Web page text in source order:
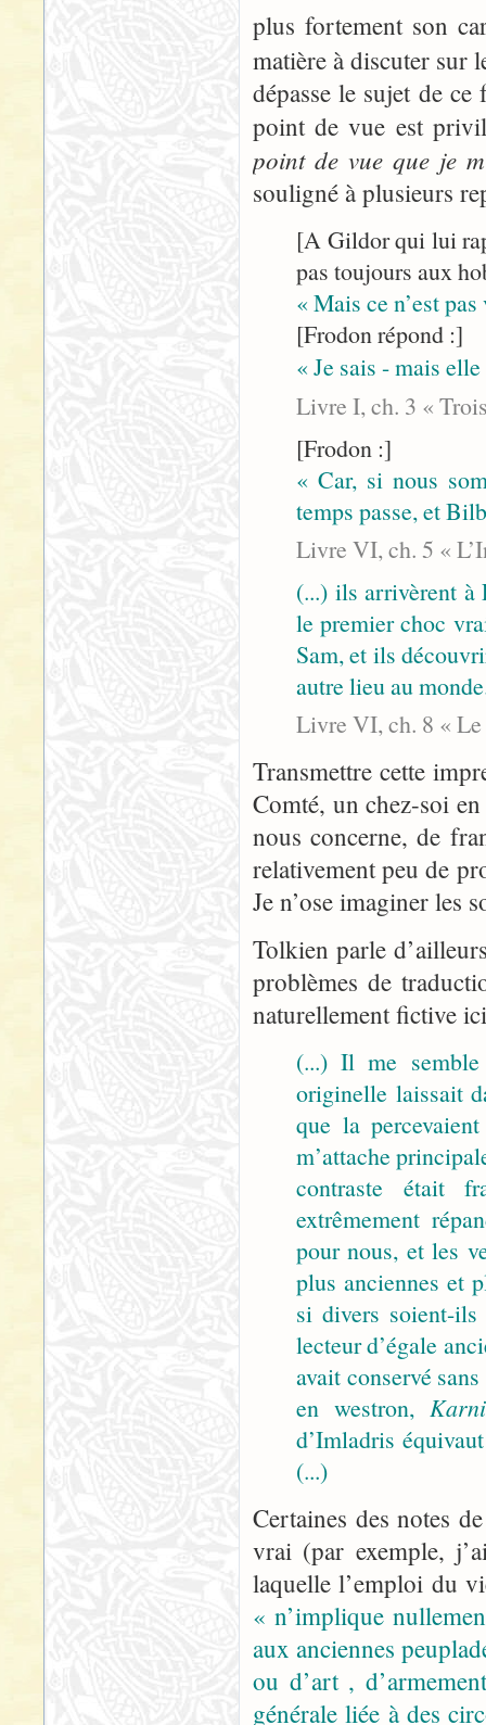
plus fortement son
matière à discuter sur
dépasse le sujet de
point de vue est
point de vue que je
souligné à plusieurs
[A Gildor qui lui
pas toujours aux
« Mais ce n’est
[Frodon répond :]
« Je sais - mais
Livre I, ch. 3 «
[Frodon :]
« Car, si nous
temps passe, et
Livre VI, ch. 5 «
(...) ils arrivèrent à
le premier choc
Sam, et ils
autre lieu au
Livre VI, ch. 8 « Le
Transmettre cette
Comté, un chez-soi
nous concerne, de
relativement peu de
Je n’ose imaginer les
Tolkien parle
problèmes de
naturellement fictive
(...) Il me
originelle laissait
que la
m’attache
contraste était
extrêmement
pour nous, et les
plus anciennes et
si divers soient-
lecteur d’égale
avait conservé
en westron,
d’Imladris
(...)
Certaines des notes
vrai (par exemple,
laquelle l’emploi du
« n’implique
aux anciennes
ou d’art ,
générale liée à des